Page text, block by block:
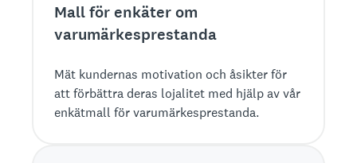
Mall för enkäter om
varumärkesprestanda
Mät kundernas motivation och åsikter för
att förbättra deras lojalitet med hjälp av vår
enkätmall för varumärkesprestanda.